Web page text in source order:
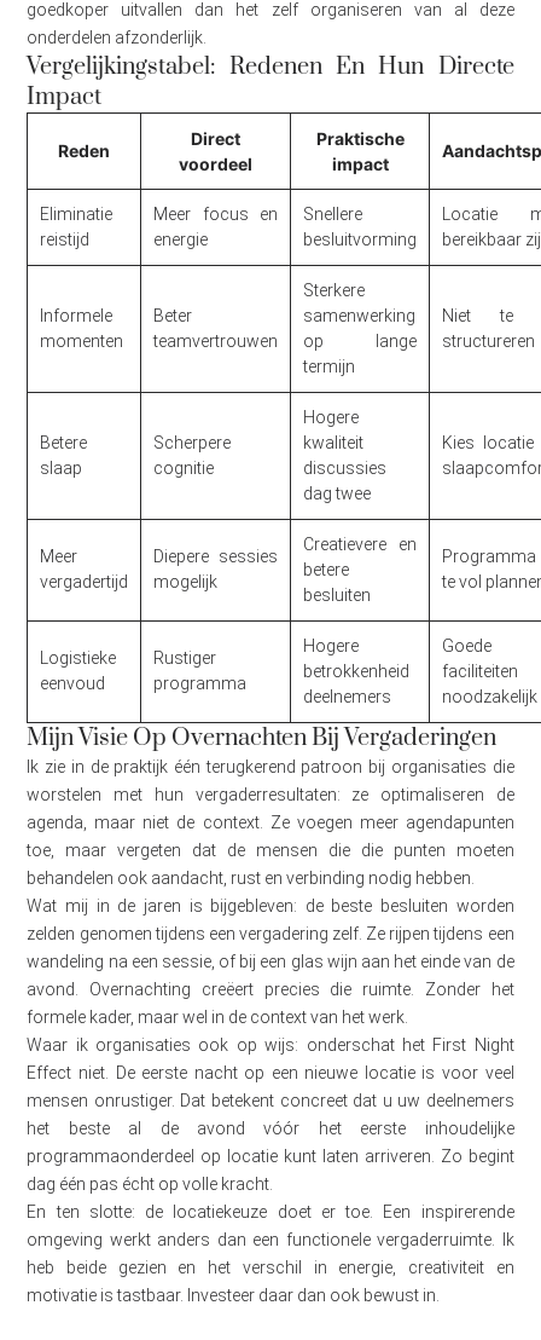
goedkoper uitvallen dan het zelf organiseren van al deze
onderdelen afzonderlijk.
Vergelijkingstabel: Redenen En Hun Directe
Impact
Reden
Direct
voordeel
Praktische
impact
Eliminatie
reistijd
Meer focus en
energie
Snellere
besluitvorming
Locatie
bereikbaar
Informele
momenten
Beter
teamvertrouwen
Sterkere
samenwerking
op lange
termijn
Niet te
structureren
Betere
slaap
Scherpere
cognitie
Hogere
kwaliteit
discussies
dag twee
Kies locatie
Meer
vergadertijd
Diepere sessies
mogelijk
Creatievere en
betere
besluiten
Programma
te vol
Logistieke
eenvoud
Rustiger
programma
Hogere
betrokkenheid
deelnemers
Goede
faciliteiten
noodzakelijk
Mijn Visie Op Overnachten Bij Vergaderingen
Ik zie in de praktijk één terugkerend patroon bij organisaties die
worstelen met hun vergaderresultaten: ze optimaliseren de
agenda, maar niet de context. Ze voegen meer agendapunten
toe, maar vergeten dat de mensen die die punten moeten
behandelen ook aandacht, rust en verbinding nodig hebben.
Wat mij in de jaren is bijgebleven: de beste besluiten worden
zelden genomen tijdens een vergadering zelf. Ze rijpen tijdens een
wandeling na een sessie, of bij een glas wijn aan het einde van de
avond. Overnachting creëert precies die ruimte. Zonder het
formele kader, maar wel in de context van het werk.
Waar ik organisaties ook op wijs: onderschat het First Night
Effect niet. De eerste nacht op een nieuwe locatie is voor veel
mensen onrustiger. Dat betekent concreet dat u uw deelnemers
het beste al de avond vóór het eerste inhoudelijke
programmaonderdeel op locatie kunt laten arriveren. Zo begint
dag één pas écht op volle kracht.
En ten slotte: de locatiekeuze doet er toe. Een inspirerende
omgeving werkt anders dan een functionele vergaderruimte. Ik
heb beide gezien en het verschil in energie, creativiteit en
motivatie is tastbaar. Investeer daar dan ook bewust in.